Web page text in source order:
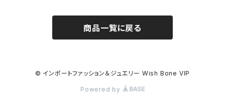
商品一覧に戻る
© インポートファッション＆ジュエリー Wish Bone VIP
Powered by